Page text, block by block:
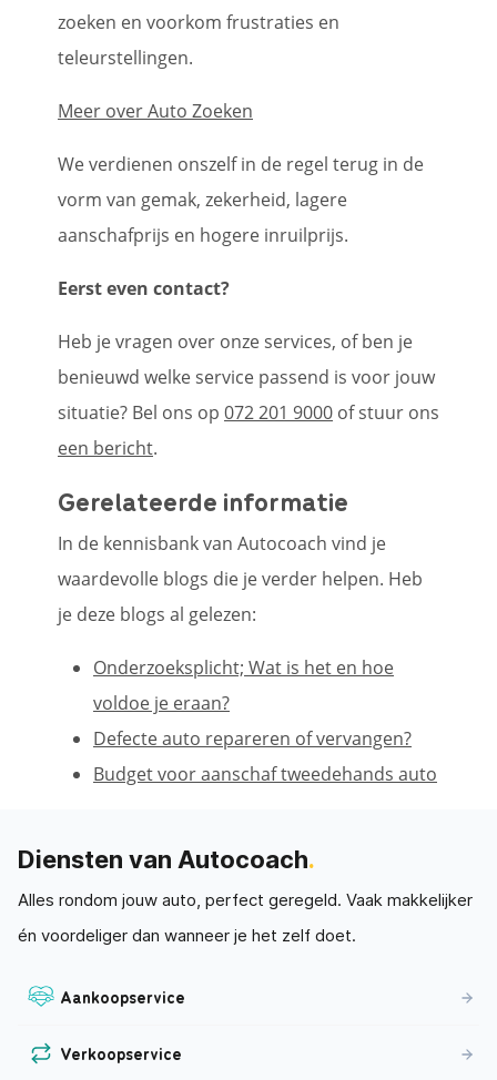
zoeken en voorkom frustraties en
teleurstellingen.
Meer over Auto Zoeken
We verdienen onszelf in de regel terug in de
vorm van gemak, zekerheid, lagere
aanschafprijs en hogere inruilprijs.
Eerst even contact?
Heb je vragen over onze services, of ben je
benieuwd welke service passend is voor jouw
situatie? Bel ons op 072 201 9000 of stuur ons
een bericht.
Gerelateerde informatie
In de kennisbank van Autocoach vind je
waardevolle blogs die je verder helpen. Heb
je deze blogs al gelezen:
Onderzoeksplicht; Wat is het en hoe
voldoe je eraan?
Defecte auto repareren of vervangen?
Budget voor aanschaf tweedehands auto
Diensten van Autocoach.
Alles rondom jouw auto, perfect geregeld. Vaak makkelijker
én voordeliger dan wanneer je het zelf doet.
Aankoopservice
Verkoopservice